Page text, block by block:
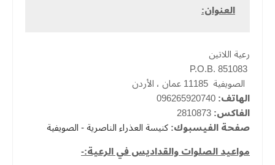
العنوان:
رعية اللاتين
الصويفية 11185 عمان ، الأردن
الهاتف:096265920740
الفاكس:
صفحة الفيسبوك:كنيسة العذراء الناصرية - الصويفية
مواعيد الصلوات والقداديس في الرعية:-